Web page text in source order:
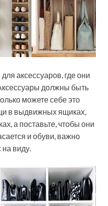
аксессуаров, где они
должны быть
можете себе это
в выдвижных ящиках,
а поставьте, чтобы они
и обуви, важно
на виду.